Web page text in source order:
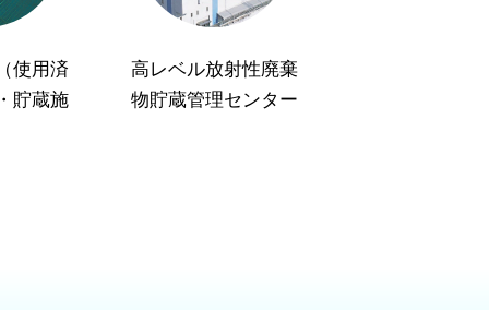
使用済
貯蔵施
高レベル放射性廃棄
物貯蔵管理センター